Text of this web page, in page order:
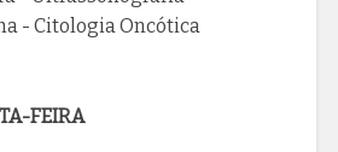
- Citologia Oncótica
FEIRA